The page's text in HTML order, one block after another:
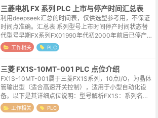
三菱电机 FX 系列 PLC 上市与停产时间汇总表
利用deepseek汇总的时间表，仅供选型参考用，不保证
时间点准确。汇总表 系列型号上市时间停产时间状态替
代型号早期FX系列FX01990年代初2000年前后已停产F
X1S/FX1NFX0S1990年代中期2000年代初已停产FX1
S...
工作相关 PLC
三菱 FX1S-10MT-001 PLC 点位介绍
FX1S-10MT-001属于三菱FX1S系列，10点I/O，为晶体
管输出型（适合高速开关控制），适用于小型自动化设
备。以下是其详细点位说明：型号解析FX1S：系列名
称，经济型小型PLC。10：总I/O点数（6输入 + 4输
出）。M：...
工作相关 PLC